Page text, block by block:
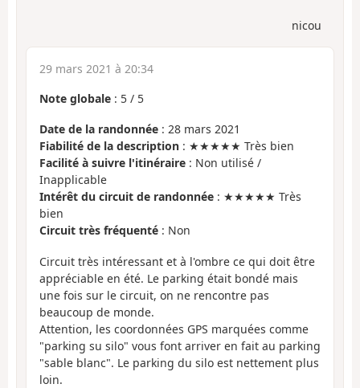
nicou
29 mars 2021 à 20:34
Note globale : 5 / 5
Date de la randonnée : 28 mars 2021
Fiabilité de la description : ★★★★★ Très bien
Facilité à suivre l'itinéraire : Non utilisé /
Inapplicable
Intérêt du circuit de randonnée : ★★★★★ Très
bien
Circuit très fréquenté : Non
Circuit très intéressant et à l'ombre ce qui doit être
appréciable en été. Le parking était bondé mais
une fois sur le circuit, on ne rencontre pas
beaucoup de monde.
Attention, les coordonnées GPS marquées comme
"parking su silo" vous font arriver en fait au parking
"sable blanc". Le parking du silo est nettement plus
loin.